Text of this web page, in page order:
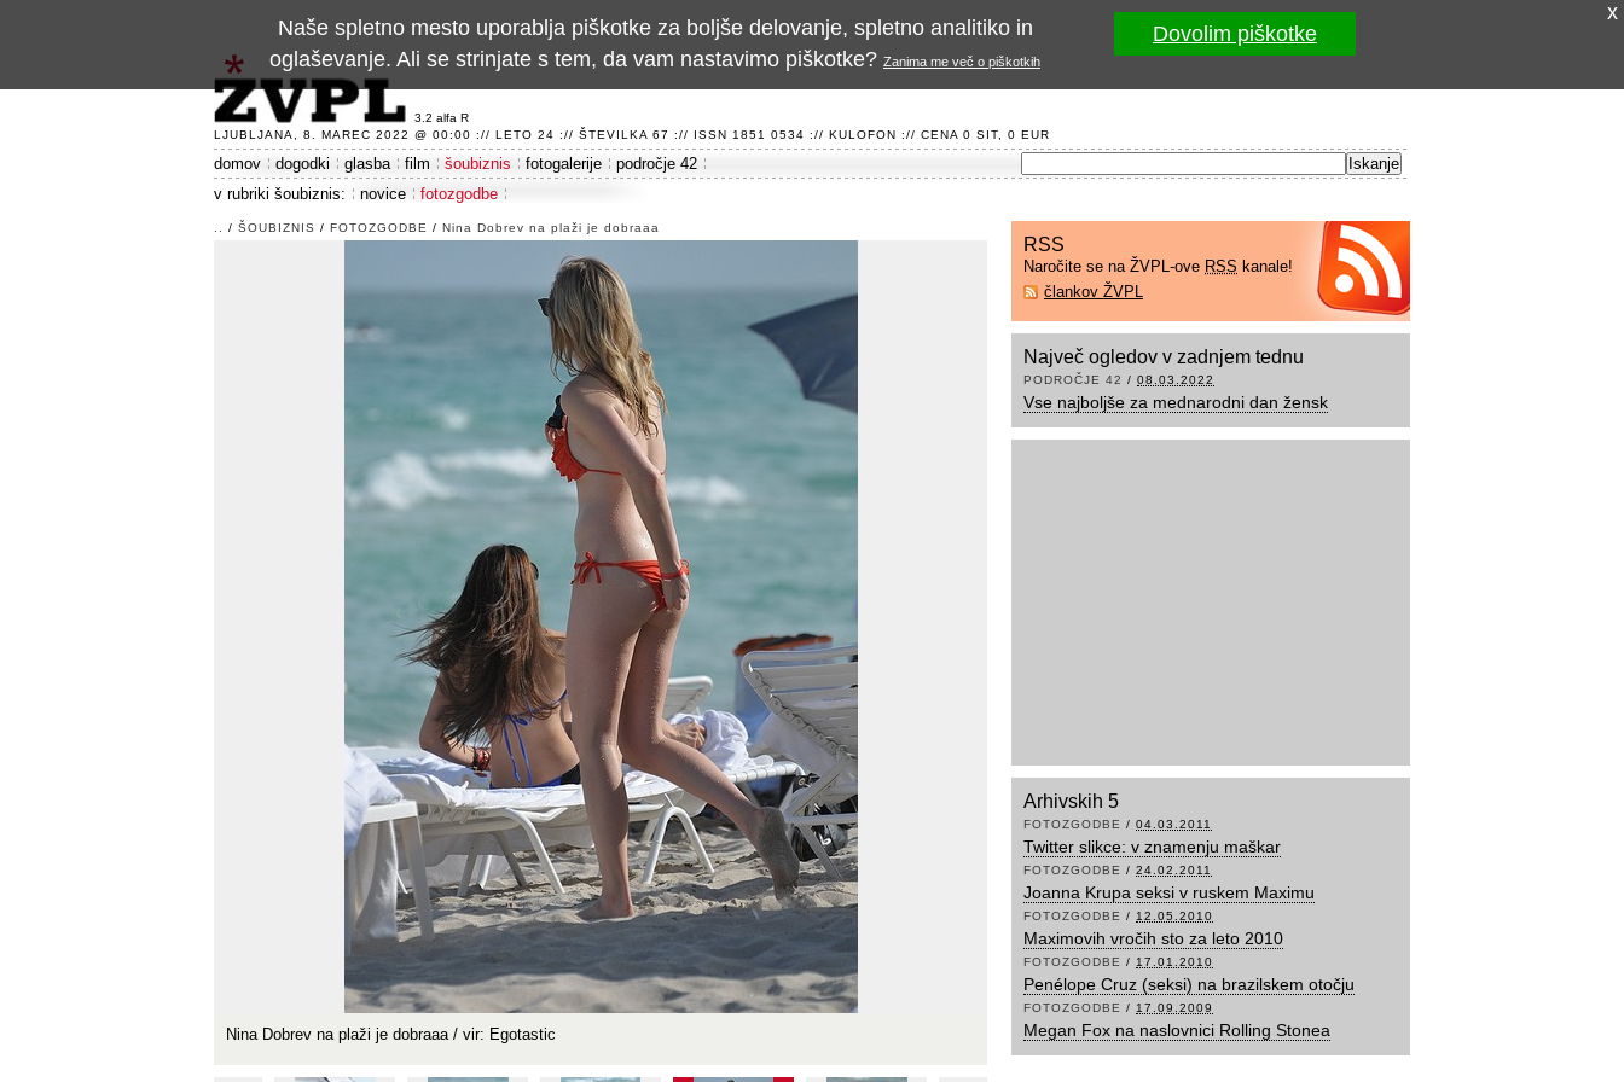
3.2 alfa R
LJUBLJANA, 8. MAREC 2022 @ 00:00 :// LETO 24 :// ŠTEVILKA 67 :// ISSN 1851 0534 :// KULOFON :// CENA 0 SIT, 0 EUR
domov dogodki glasba film šoubiznis fotogalerije
področje 42
v rubriki šoubiznis:
novice fotozgodbe
/ ŠOUBIZNIS / FOTOZGODBE / Nina Dobrev na plaži je dobraaa
Nina Dobrev na plaži je dobraaa / vir: Egotastic
RSS
Naročite se na ŽVPL-ove RSS kanale!
člankov ŽVPL
Največ ogledov v zadnjem tednu
PODROČJE 42 / 08.03.2022
Vse najboljše za mednarodni dan žensk
Arhivskih 5
FOTOZGODBE / 04.03.2011
Twitter slikce: v znamenju maškar
FOTOZGODBE / 24.02.2011
Joanna Krupa seksi v ruskem Maximu
FOTOZGODBE / 12.05.2010
Maximovih vročih sto za leto 2010
FOTOZGODBE / 17.01.2010
Penélope Cruz (seksi) na brazilskem otočju
FOTOZGODBE / 17.09.2009
Megan Fox na naslovnici Rolling Stonea
x
Naše spletno mesto uporablja piškotke za boljše delovanje, spletno analitiko in
oglaševanje. Ali se strinjate s tem, da vam nastavimo piškotke? Zanima me več o piškotkih
Dovolim piškotke